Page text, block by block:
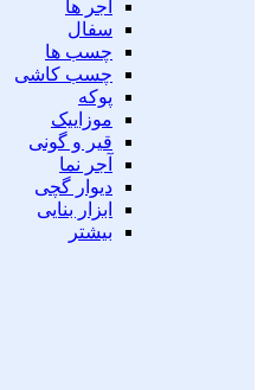
آجر ها
سفال
چسب ها
چسب کاشی
پوکه
موزاییک
قیر و گونی
آجر نما
دیوار گچی
ابزار بنایی
بیشتر